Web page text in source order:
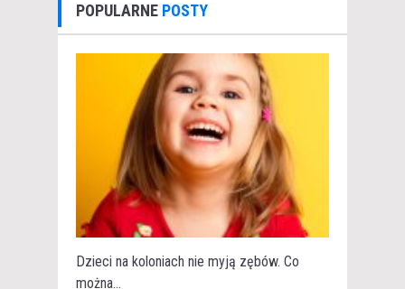
POPULARNE POSTY
Dzieci na koloniach nie myją zębów. Co
można...